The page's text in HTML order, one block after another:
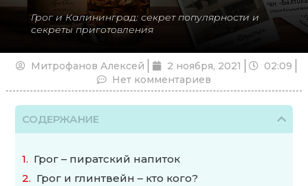
Грог и Калининград: секрет популярности и
секреты приготовления
Митрофанов Алексей 2 ноября, 2021
02:09
Нет комментариев
СОДЕРЖАНИЕ
Грог – пиратский напиток
Грог и глинтвейн – кто кого?